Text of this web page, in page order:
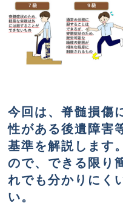
今回は、脊髄損傷
性がある後遺障害
基準を解説します
ので、できる限り
れでも分かりにく
い。